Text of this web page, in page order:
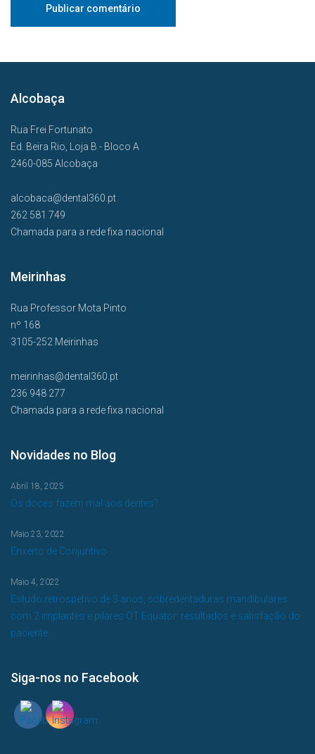
Alcobaça
Rua Frei Fortunato
Ed. Beira Rio, Loja B - Bloco A
2460-085 Alcobaça
alcobaca@dental360.pt
262 581 749
Chamada para a rede fixa nacional
Meirinhas
Rua Professor Mota Pinto
nº 168
3105-252 Meirinhas
meirinhas@dental360.pt
236 948 277
Chamada para a rede fixa nacional
Novidades no Blog
Os doces fazem mal aos dentes?
Abril 18, 2025
Enxerto de Conjuntivo
Maio 23, 2022
Estudo retrospetivo de 3 anos, sobredentaduras mandibulares
com 2 implantes e pilares OT Equator: resultados e satisfação do
paciente
Maio 4, 2022
Siga-nos no Facebook